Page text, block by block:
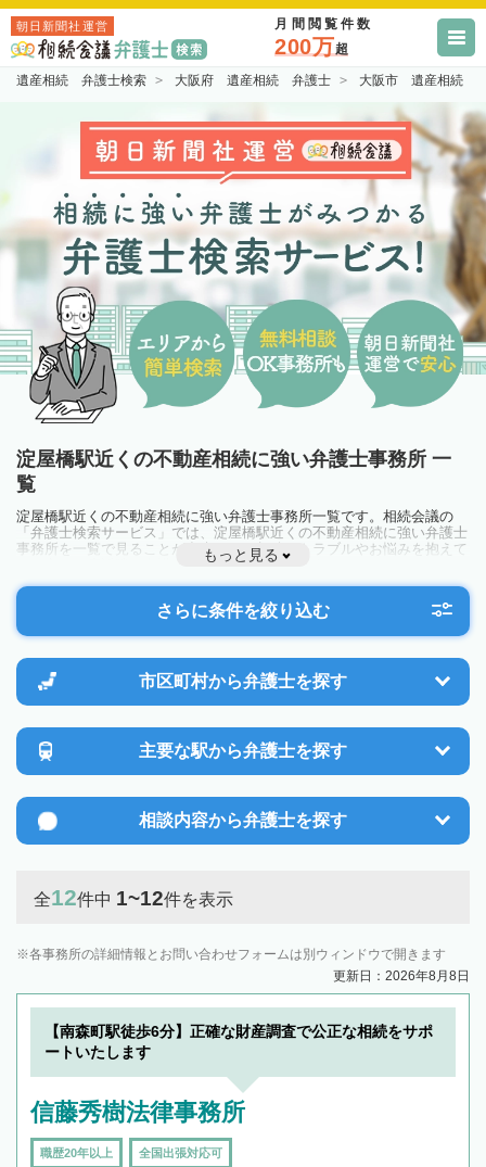
朝日新聞社運営 月間閲覧件数
200万超
遺産相続 弁護士検索 大阪府 遺産相続 弁護士 大阪市 遺産相続
淀屋橋駅近くの不動産相続に強い弁護士事務所 一
覧
淀屋橋駅近くの不動産相続に強い弁護士事務所一覧です。相続会議の
「弁護士検索サービス」では、淀屋橋駅近くの不動産相続に強い弁護士
事務所を一覧で見ることが出来ます。相続のトラブルやお悩みを抱えて
いる方は一度近隣の弁護士に相談してみましょう。
もっと見る
さらに条件を絞り込む
市区町村から弁護士を探す
主要な駅から弁護士を探す
相談内容から弁護士を探す
全12件中 1~12件を表示
各事務所の詳細情報とお問い合わせフォームは別ウィンドウで開きます
更新日：2026年8月8日
【南森町駅徒歩6分】正確な財産調査で公正な相続をサポ
ートいたします
信藤秀樹法律事務所
職歴20年以上 全国出張対応可